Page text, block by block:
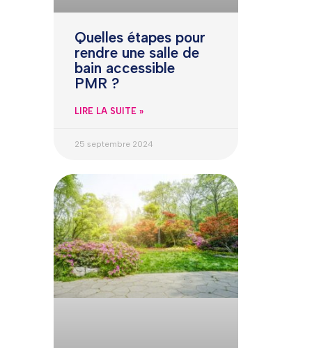
Quelles étapes pour
rendre une salle de
bain accessible
PMR ?
LIRE LA SUITE »
25 septembre 2024